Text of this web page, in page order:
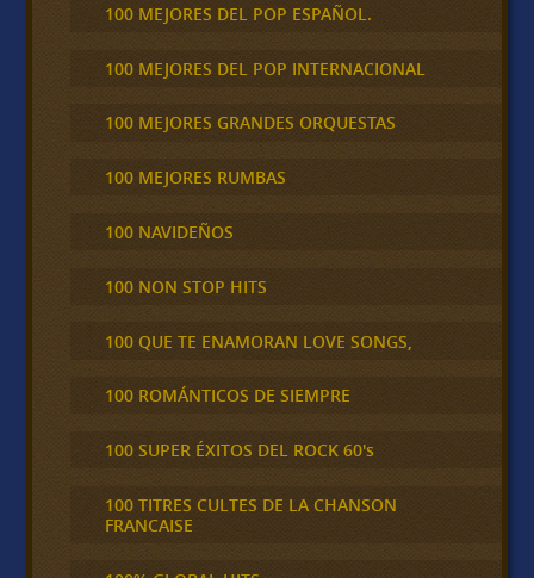
100 MEJORES DEL POP ESPAÑOL.
100 MEJORES DEL POP INTERNACIONAL
100 MEJORES GRANDES ORQUESTAS
100 MEJORES RUMBAS
100 NAVIDEÑOS
100 NON STOP HITS
100 QUE TE ENAMORAN LOVE SONGS,
100 ROMÁNTICOS DE SIEMPRE
100 SUPER ÉXITOS DEL ROCK 60's
100 TITRES CULTES DE LA CHANSON
FRANCAISE